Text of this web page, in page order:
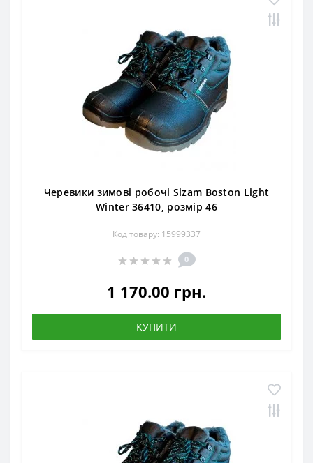
Черевики зимові робочі Sizam Boston Light
Winter 36410, розмір 46
Код товару: 15999337
0
1 170.00 грн.
КУПИТИ